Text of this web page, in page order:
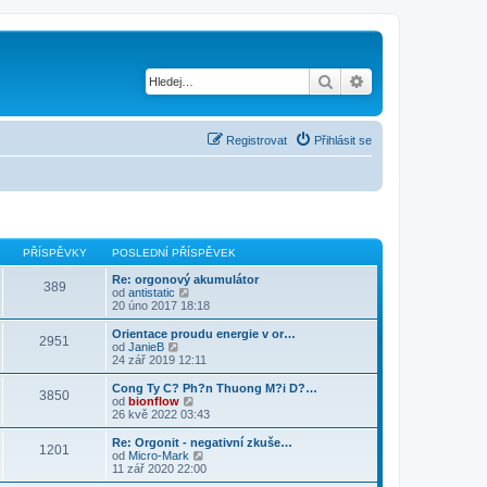
Hledat
Přihlásit se
Registrovat
PŘÍSPĚVKY POSLEDNÍ PŘÍSPĚVEK
389
Re: orgonový akumulátor
od antistatic
o
b
r
z
t
p
o
s
e
d
n
20 úno 2017 18:18
2951
Orientace proudu energie v or…
od JanieB
o
b
r
a
z
p
o
s
24 zář 2019 12:11
3850
Cong Ty C? Ph?n Thuong M?i D?…
od bionflow
o
b
r
a
z
26 kvě 2022 03:43
1201
Re: Orgonit - negativní zkuše…
od Micro-Mark
o
b
11 zář 2020 22:00